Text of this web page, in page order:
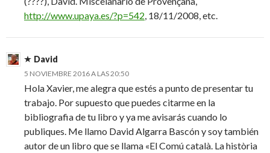
http://www.upaya.es/?p=542, 18/11/2008, etc.
David
5 NOVIEMBRE 2016 A LAS 20:50
Hola Xavier, me alegra que estés a punto de presentar tu
trabajo. Por supuesto que puedes citarme en la
bibliografia de tu libro y ya me avisarás cuando lo
publiques. Me llamo David Algarra Bascón y soy también
autor de un libro que se llama «El Comú català. La història